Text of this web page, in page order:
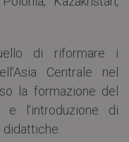
di riformare i
Centrale nel
la formazione del
e l’introduzione di